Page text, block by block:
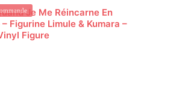
Je Me Réincarne En
Figurine Limule & Kumara –
Figure